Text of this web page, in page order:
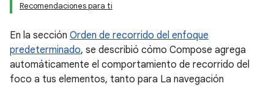
Recomendaciones para ti
En la sección Orden de recorrido del enfoque
predeterminado, se describió cómo Compose agrega
automáticamente el comportamiento de recorrido del
foco a tus elementos, tanto para La navegación